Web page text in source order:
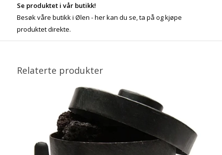
Se produktet i vår butikk!
Besøk våre butikk i Ølen - her kan du se, ta på og kjøpe
produktet direkte.
Relaterte produkter